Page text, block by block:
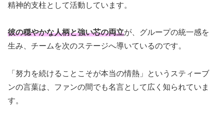
精神的支柱として活動しています。
彼の穏やかな人柄と強い芯の両立が、グループの統一感を
生み、チームを次のステージへ導いているのです。
「努力を続けることこそが本当の情熱」というスティーブ
ンの言葉は、ファンの間でも名言として広く知られていま
す。